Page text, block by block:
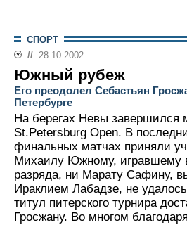
СПОРТ
// 28.10.2002
Южный рубеж
Его преодолел Себастьян
Петербурге
На берегах Невы завершился
St.Petersburg Open. В
финальных матчах приняли
Михаилу Южному, игравшему
разряда, ни Марату Сафину,
Ираклием Лабадзе, не
титул питерского турнира
Гросжану. Во многом